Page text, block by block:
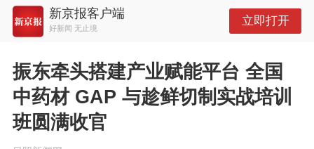
新京报客户端
好新闻 无止境
立即打开
振东牵头搭建产业赋能平台 全国
中药材 GAP 与趁鲜切制实战培训
班圆满收官